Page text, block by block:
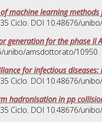
machine learning
Ciclo. DOI 10.48676/
generation for the phase II
unibo/amsdottorato/10950.
for infectious
Ciclo. DOI 10.48676/
hadronisation in pp
Ciclo. DOI 10.48676/